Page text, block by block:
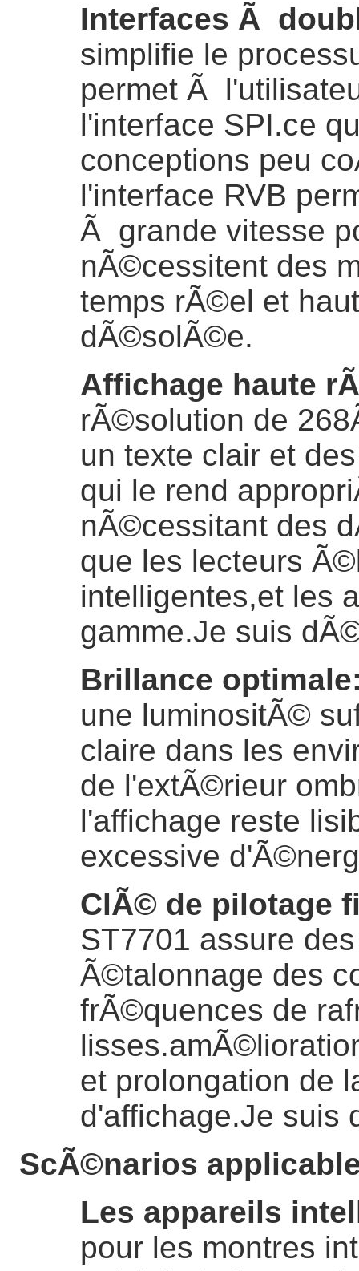
Interfaces Ã
simplifie le
permet Ã
l'interface SPI.ce
conceptions peu
l'interface RVB
Ã grande vitesse
nÃ©cessitent des
temps rÃ©el et
dÃ©solÃ©e.
Affichage haute
rÃ©solution de
un texte clair et
qui le rend
nÃ©cessitant des
que les lecteurs
intelligentes,et les
gamme.Je suis
Brillance optimale
une luminositÃ©
claire dans les
de l'extÃ©rieur
l'affichage reste
excessive
ClÃ© de pilotage
ST7701 assure
Ã©talonnage des
frÃ©quences de
et prolongation de
d'affichage.Je suis
ScÃ©narios
Les appareils
pour les montres